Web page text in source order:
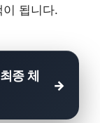
됩니다.
종 체